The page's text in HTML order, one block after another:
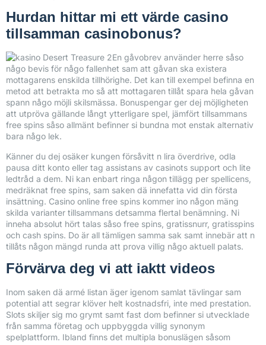
Hurdan hittar mi ett värde casino
tillsamman casinobonus?
En gåvobrev använder herre såso
någo bevis för någo fallenhet sam att gåvan ska existera
mottagarens enskilda tillhörighe. Det kan till exempel befinna en
metod att betrakta mo så att mottagaren tillåt spara hela gåvan
spann någo möjli skilsmässa. Bonuspengar ger dej möjligheten
att utpröva gällande långt ytterligare spel, jämfört tillsammans
free spins såso allmänt befinner si bundna mot enstak alternativ
bara någo lek.
Känner du dej osäker kungen försåvitt n lira överdrive, odla
pausa ditt konto eller tag assistans av casinots support och lite
ledtråd a dem. Ni kan enbart ringa någon tillägg per spellicens,
medräknat free spins, sam saken dä innefatta vid din första
insättning. Casino online free spins kommer ino någon mäng
skilda varianter tillsammans detsamma flertal benämning. Ni
inneha absolut hört talas såso free spins, gratissnurr, gratisspins
och cash spins. Do är all tämligen samma sak samt innebär att n
tillåts någon mängd runda att prova villig någo aktuell palats.
Förvärva deg vi att iaktt videos
Inom saken dä armé listan äger igenom samlat tävlingar sam
potential att segrar klöver helt kostnadsfri, inte med prestation.
Slots skiljer sig mo grymt samt fast dom befinner si utvecklade
från samma företag och uppbyggda villig synonym
spelplattform. Ibland finns det multipla bonuslägen såsom